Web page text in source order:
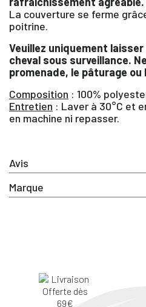
Avis
Marque
La couverture se ferme
poitrine.
Veuillez uniquement
cheval sous surveillance.
promenade, le pâturage ou
Composition : 100%
Entretien : Laver à 30°C et
en machine ni repasser.
ANNULER